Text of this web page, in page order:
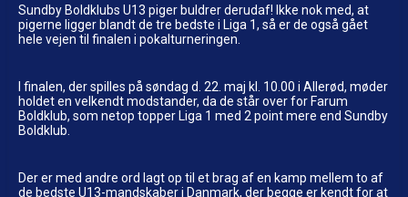
Sundby Boldklubs U13 piger buldrer derudaf! Ikke nok med, at
pigerne ligger blandt de tre bedste i Liga 1, så er de også gået
hele vejen til finalen i pokalturneringen.
I finalen, der spilles på søndag d. 22. maj kl. 10.00 i Allerød, møder
holdet en velkendt modstander, da de står over for Farum
Boldklub, som netop topper Liga 1 med 2 point mere end Sundby
Boldklub.
Der er med andre ord lagt op til et brag af en kamp mellem to af
de bedste U13-mandskaber i Danmark, der begge er kendt for at